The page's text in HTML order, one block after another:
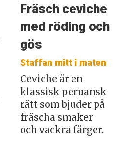
Fräsch ceviche
med röding och
gös
Staffan mitt i maten
Ceviche är en
klassisk peruansk
rätt som bjuder på
fräscha smaker
och vackra färger.